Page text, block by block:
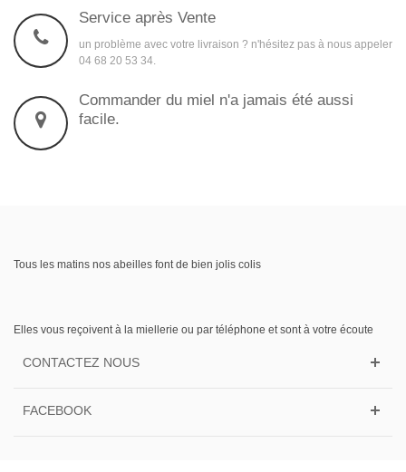
Service après Vente
un problème avec votre livraison ? n'hésitez pas à nous appeler
04 68 20 53 34.
Commander du miel n'a jamais été aussi
facile.
Tous les matins nos abeilles font de bien jolis colis
Elles vous reçoivent à la miellerie ou par téléphone et sont à votre écoute
CONTACTEZ NOUS
FACEBOOK